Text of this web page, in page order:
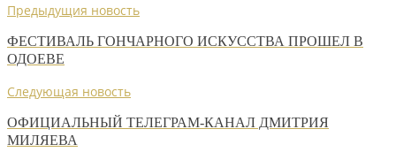
Предыдущия новость
ФЕСТИВАЛЬ ГОНЧАРНОГО ИСКУССТВА ПРОШЕЛ В
ОДОЕВЕ
Следующая новость
ОФИЦИАЛЬНЫЙ ТЕЛЕГРАМ-КАНАЛ ДМИТРИЯ
МИЛЯЕВА